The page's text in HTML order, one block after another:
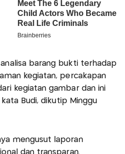
barang bukti terhadap
kegiatan, percakapan
kegiatan gambar dan ini
kata Budi, dikutip Minggu
mengusut laporan
dan transparan.